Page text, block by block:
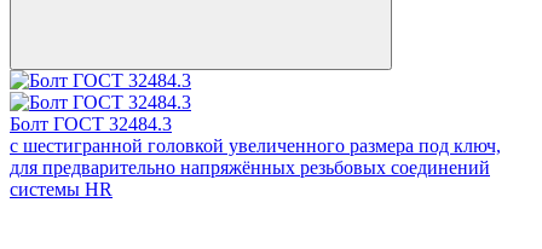
Болт ГОСТ 32484.3
с шестигранной головкой увеличенного размера под ключ,
для предварительно напряжённых резьбовых соединений
системы HR